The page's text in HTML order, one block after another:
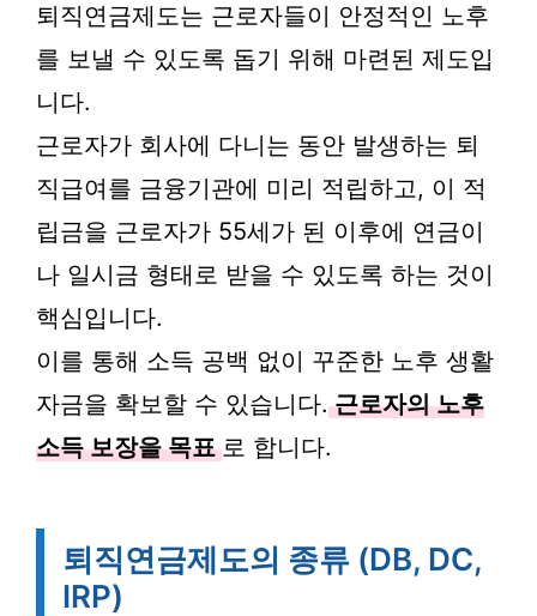
퇴직연금제도는 근로자들이 안정적인 노후
를 보낼 수 있도록 돕기 위해 마련된 제도입
니다.
근로자가 회사에 다니는 동안 발생하는 퇴
직급여를 금융기관에 미리 적립하고, 이 적
립금을 근로자가 55세가 된 이후에 연금이
나 일시금 형태로 받을 수 있도록 하는 것이
핵심입니다.
이를 통해 소득 공백 없이 꾸준한 노후 생활
자금을 확보할 수 있습니다. 근로자의 노후
소득 보장을 목표 로 합니다.
퇴직연금제도의 종류 (DB, DC,
IRP)